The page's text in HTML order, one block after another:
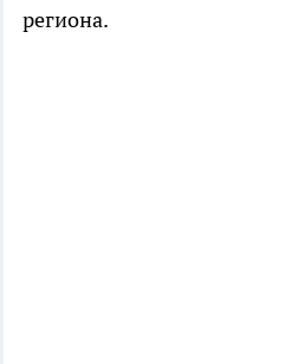
региона.